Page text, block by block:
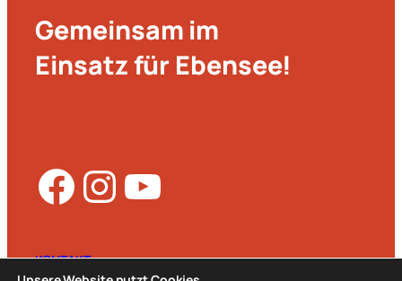
Gemeinsam im
Einsatz für Ebensee!
Facebook InstagramYouTube
KONTAKT